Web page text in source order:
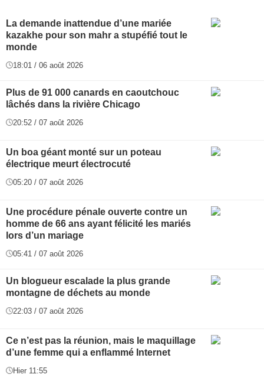
La demande inattendue d’une mariée
kazakhe pour son mahr a stupéfié tout le
monde
18:01 / 06 août 2026
Plus de 91 000 canards en caoutchouc
lâchés dans la rivière Chicago
20:52 / 07 août 2026
Un boa géant monté sur un poteau
électrique meurt électrocuté
05:20 / 07 août 2026
Une procédure pénale ouverte contre un
homme de 66 ans ayant félicité les mariés
lors d’un mariage
05:41 / 07 août 2026
Un blogueur escalade la plus grande
montagne de déchets au monde
22:03 / 07 août 2026
Ce n’est pas la réunion, mais le maquillage
d’une femme qui a enflammé Internet
Hier 11:55